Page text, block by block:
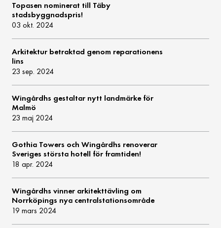
Topasen nominerat till Täby
stadsbyggnadspris!
03 okt. 2024
Arkitektur betraktad genom reparationens
lins
23 sep. 2024
Wingårdhs gestaltar nytt landmärke för
Malmö
23 maj 2024
Gothia Towers och Wingårdhs renoverar
Sveriges största hotell för framtiden!
18 apr. 2024
Wingårdhs vinner arkitekttävling om
Norrköpings nya centralstationsområde
19 mars 2024